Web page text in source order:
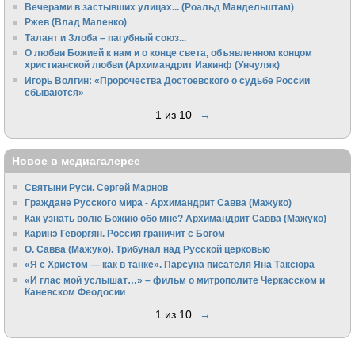
Вечерами в застывших улицах... (Роальд Мандельштам)
Ржев (Влад Маленко)
Талант и Злоба – пагубный союз...
О любви Божией к нам и о конце света, объявленном концом
христианской любви (Архимандрит Иакинф (Унчуляк)
Игорь Волгин: «Пророчества Достоевского о судьбе России
сбываются»
1 из 10 →
Новое в медиагалерее
Святыни Руси. Сергей Марнов
Граждане Русского мира - Архимандрит Савва (Мажуко)
Как узнать волю Божию обо мне? Архимандрит Савва (Мажуко)
Каринэ Геворгян. Россия граничит с Богом
О. Савва (Мажуко). Трибунал над Русской церковью
«Я с Христом — как в танке». Парсуна писателя Яна Таксюра
«И глас мой услышат…» – фильм о митрополите Черкасском и
Каневском Феодосии
1 из 10 →